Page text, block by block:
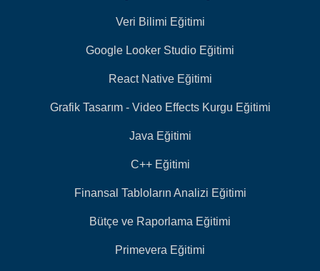
Veri Bilimi Eğitimi
Google Looker Studio Eğitimi
React Native Eğitimi
Grafik Tasarım - Video Effects Kurgu Eğitimi
Java Eğitimi
C++ Eğitimi
Finansal Tabloların Analizi Eğitimi
Bütçe ve Raporlama Eğitimi
Primevera Eğitimi